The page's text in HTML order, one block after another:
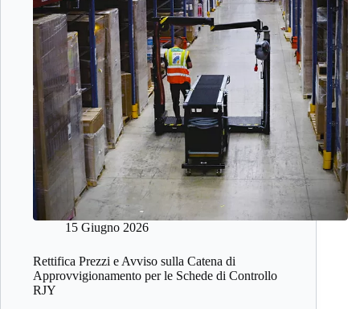
15 Giugno 2026
Rettifica Prezzi e Avviso sulla Catena di
Approvvigionamento per le Schede di Controllo
RJY